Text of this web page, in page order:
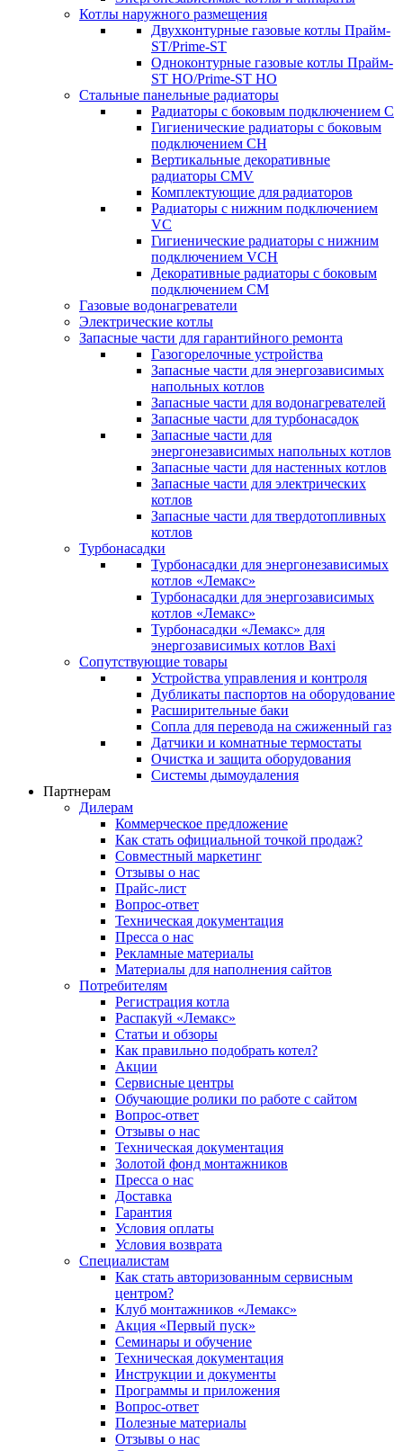
Котлы наружного размещения
Двухконтурные газовые котлы Прайм-
ST/Prime-ST
Одноконтурные газовые котлы Прайм-
ST HO/Prime-ST HO
Стальные панельные радиаторы
Радиаторы c боковым подключением C
Гигиенические радиаторы c боковым
подключением CH
Вертикальные декоративные
радиаторы CMV
Комплектующие для радиаторов
Радиаторы c нижним подключением
VC
Гигиенические радиаторы c нижним
подключением VCH
Декоративные радиаторы с боковым
подключением CM
Газовые водонагреватели
Электрические котлы
Запасные части для гарантийного ремонта
Газогорелочные устройства
Запасные части для энергозависимых
напольных котлов
Запасные части для водонагревателей
Запасные части для турбонасадок
Запасные части для
энергонезависимых напольных котлов
Запасные части для настенных котлов
Запасные части для электрических
котлов
Запасные части для твердотопливных
котлов
Турбонасадки
Турбонасадки для энергонезависимых
котлов «Лемакс»
Турбонасадки для энергозависимых
котлов «Лемакс»
Турбонасадки «Лемакс» для
энергозависимых котлов Baxi
Сопутствующие товары
Устройства управления и контроля
Дубликаты паспортов на оборудование
Расширительные баки
Сопла для перевода на сжиженный газ
Датчики и комнатные термостаты
Очистка и защита оборудования
Системы дымоудаления
Партнерам
Дилерам
Коммерческое предложение
Как стать официальной точкой продаж?
Совместный маркетинг
Отзывы о нас
Прайс-лист
Вопрос-ответ
Техническая документация
Пресса о нас
Рекламные материалы
Материалы для наполнения сайтов
Потребителям
Регистрация котла
Распакуй «Лемакс»
Статьи и обзоры
Как правильно подобрать котел?
Акции
Сервисные центры
Обучающие ролики по работе с сайтом
Вопрос-ответ
Отзывы о нас
Техническая документация
Золотой фонд монтажников
Пресса о нас
Доставка
Гарантия
Условия оплаты
Условия возврата
Специалистам
Как стать авторизованным сервисным
центром?
Клуб монтажников «Лемакс»
Акция «Первый пуск»
Семинары и обучение
Техническая документация
Инструкции и документы
Программы и приложения
Вопрос-ответ
Полезные материалы
Отзывы о нас